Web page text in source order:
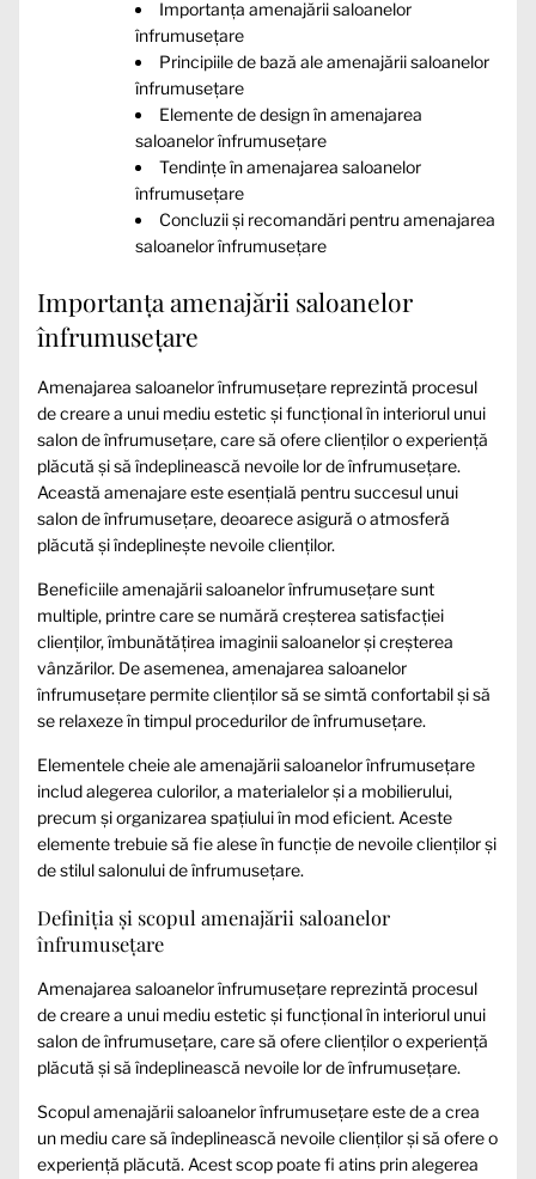
Importanța amenajării saloanelor
înfrumusețare
Principiile de bază ale amenajării saloanelor
înfrumusețare
Elemente de design în amenajarea
saloanelor înfrumusețare
Tendințe în amenajarea saloanelor
înfrumusețare
Concluzii și recomandări pentru amenajarea
saloanelor înfrumusețare
Importanța amenajării saloanelor
înfrumusețare
Amenajarea saloanelor înfrumusețare reprezintă procesul
de creare a unui mediu estetic și funcțional în interiorul unui
salon de înfrumusețare, care să ofere clienților o experiență
plăcută și să îndeplinească nevoile lor de înfrumusețare.
Această amenajare este esențială pentru succesul unui
salon de înfrumusețare, deoarece asigură o atmosferă
plăcută și îndeplinește nevoile clienților.
Beneficiile amenajării saloanelor înfrumusețare sunt
multiple, printre care se numără creșterea satisfacției
clienților, îmbunătățirea imaginii saloanelor și creșterea
vânzărilor. De asemenea, amenajarea saloanelor
înfrumusețare permite clienților să se simtă confortabil și să
se relaxeze în timpul procedurilor de înfrumusețare.
Elementele cheie ale amenajării saloanelor înfrumusețare
includ alegerea culorilor, a materialelor și a mobilierului,
precum și organizarea spațiului în mod eficient. Aceste
elemente trebuie să fie alese în funcție de nevoile clienților și
de stilul salonului de înfrumusețare.
Definiția și scopul amenajării saloanelor
înfrumusețare
Amenajarea saloanelor înfrumusețare reprezintă procesul
de creare a unui mediu estetic și funcțional în interiorul unui
salon de înfrumusețare, care să ofere clienților o experiență
plăcută și să îndeplinească nevoile lor de înfrumusețare.
Scopul amenajării saloanelor înfrumusețare este de a crea
un mediu care să îndeplinească nevoile clienților și să ofere o
experiență plăcută. Acest scop poate fi atins prin alegerea